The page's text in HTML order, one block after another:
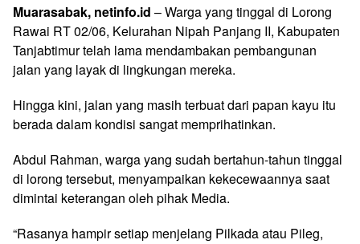
Muarasabak, netinfo.id – Warga yang tinggal di Lorong
Rawai RT 02/06, Kelurahan Nipah Panjang II, Kabupaten
Tanjabtimur telah lama mendambakan pembangunan
jalan yang layak di lingkungan mereka.
Hingga kini, jalan yang masih terbuat dari papan kayu itu
berada dalam kondisi sangat memprihatinkan.
Abdul Rahman, warga yang sudah bertahun-tahun tinggal
di lorong tersebut, menyampaikan kekecewaannya saat
dimintai keterangan oleh pihak Media.
“Rasanya hampir setiap menjelang Pilkada atau Pileg,